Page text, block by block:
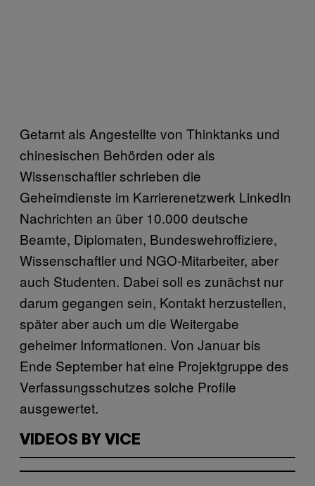
Getarnt als Angestellte von Thinktanks und
chinesischen Behörden oder als
Wissenschaftler schrieben die
Geheimdienste im Karrierenetzwerk LinkedIn
Nachrichten an über 10.000 deutsche
Beamte, Diplomaten, Bundeswehroffiziere,
Wissenschaftler und NGO-Mitarbeiter, aber
auch Studenten. Dabei soll es zunächst nur
darum gegangen sein, Kontakt herzustellen,
später aber auch um die Weitergabe
geheimer Informationen. Von Januar bis
Ende September hat eine Projektgruppe des
Verfassungsschutzes solche Profile
ausgewertet.
VIDEOS BY VICE